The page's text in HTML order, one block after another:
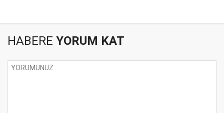
HABERE YORUM KAT